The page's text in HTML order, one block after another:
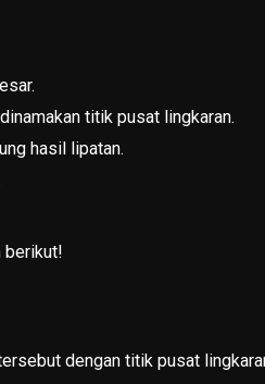
titik pusat lingkaran.
hasil lipatan.
berikut!
dengan titik pusat